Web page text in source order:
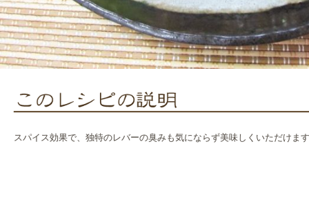
スパイス効果で、独特のレバーの臭みも気にならず美味しくいただけま